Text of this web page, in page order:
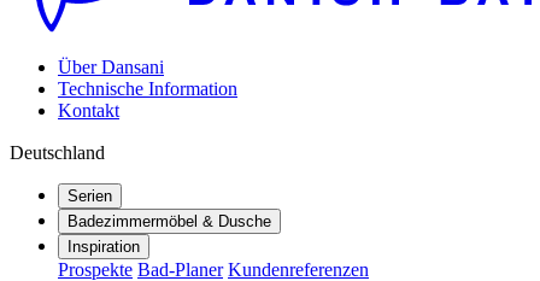
Über Dansani
Technische Information
Kontakt
Deutschland
Serien
Badezimmermöbel & Dusche
Inspiration
Prospekte Bad-Planer Kundenreferenzen